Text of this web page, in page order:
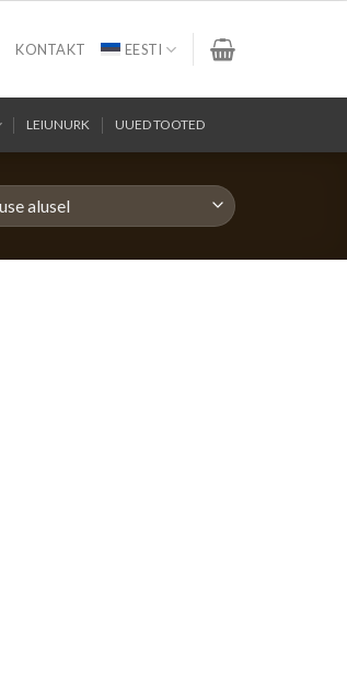
KONTAKT EESTI
LEIUNURK UUED TOOTED